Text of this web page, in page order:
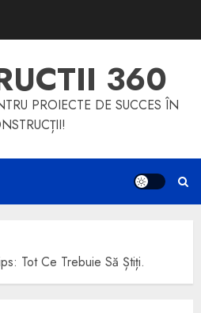
360
PROIECTE DE SUCCES ÎN
Tot Ce Trebuie Să Știți.